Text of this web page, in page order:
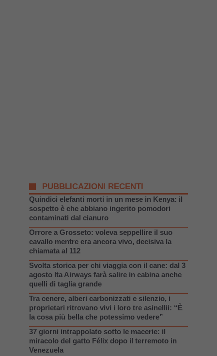
PUBBLICAZIONI RECENTI
Quindici elefanti morti in un mese in Kenya: il
sospetto è che abbiano ingerito pomodori
contaminati dal cianuro
Orrore a Grosseto: voleva seppellire il suo
cavallo mentre era ancora vivo, decisiva la
chiamata al 112
Svolta storica per chi viaggia con il cane: dal 3
agosto Ita Airways farà salire in cabina anche
quelli di taglia grande
Tra cenere, alberi carbonizzati e silenzio, i
proprietari ritrovano vivi i loro tre asinellii: “È
la cosa più bella che potessimo vedere”
37 giorni intrappolato sotto le macerie: il
miracolo del gatto Félix dopo il terremoto in
Venezuela